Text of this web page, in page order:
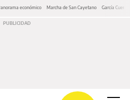
económico Marcha de San Cayetano García Cuerva